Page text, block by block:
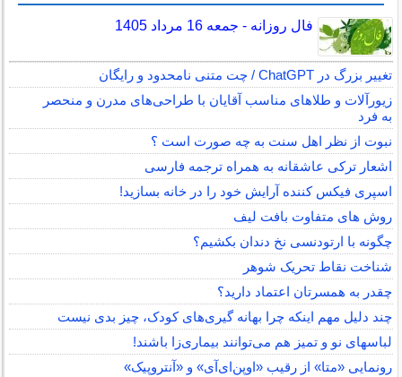
فال روزانه - جمعه 16 مرداد 1405
تغییر بزرگ در ChatGPT / چت متنی نامحدود و رایگان
زیورآلات و طلاهای مناسب آقایان با طراحی‌های مدرن و منحصر
به فرد
نبوت از نظر اهل سنت به چه صورت است ؟
اشعار ترکی عاشقانه به همراه ترجمه فارسی
اسپری فیکس کننده آرایش خود را در خانه بسازید!
روش های متفاوت بافت لیف
چگونه با ارتودنسی نخ دندان بکشیم؟
شناخت نقاط تحریک شوهر
چقدر به همسرتان اعتماد دارید؟
چند دلیل مهم اینکه چرا بهانه گیری‌های کودک، چیز بدی نیست
لباس‎های نو و تمیز هم می‌توانند بیماری‌زا باشند!
رونمایی «متا» از رقیب «اوپن‌ای‌آی» و «آنتروپیک»